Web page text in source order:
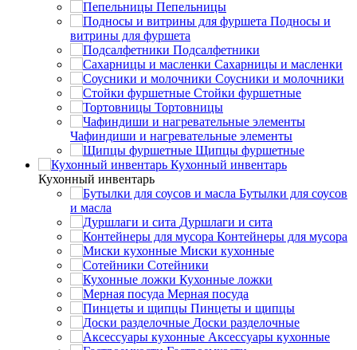
Пепельницы
Подносы и
витрины для фуршета
Подсалфетники
Сахарницы и масленки
Соусники и молочники
Стойки фуршетные
Тортовницы
Чафиндиши и нагревательные элементы
Щипцы фуршетные
Кухонный инвентарь
Кухонный инвентарь
Бутылки для соусов
и масла
Дуршлаги и сита
Контейнеры для мусора
Миски кухонные
Сотейники
Кухонные ложки
Мерная посуда
Пинцеты и щипцы
Доски разделочные
Аксессуары кухонные